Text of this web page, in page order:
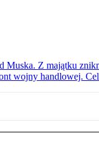
Muska. Z majątku
wojny handlowej.